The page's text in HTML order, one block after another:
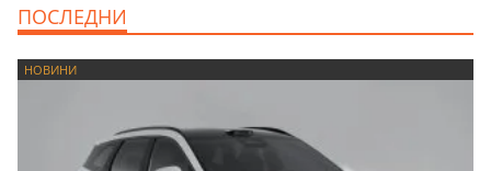
ПОСЛЕДНИ
НОВИНИ